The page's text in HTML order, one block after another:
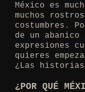
México es
muchos
costumbres.
de un abanico
expresiones
quieres
¿Las
¿POR QUÉ